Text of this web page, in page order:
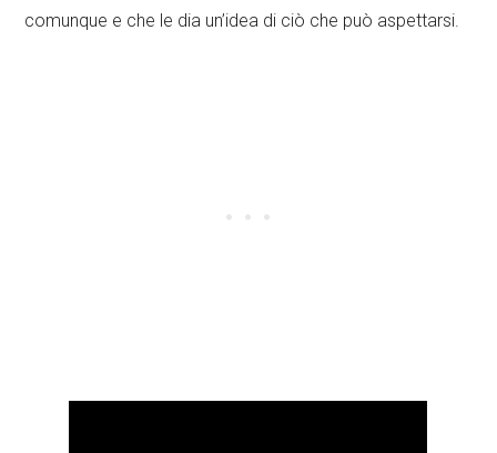
comunque e che le dia un’idea di ciò che può aspettarsi.